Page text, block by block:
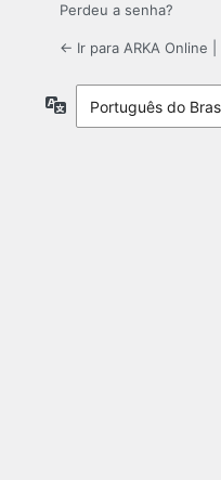
Perdeu a senha?
← Ir para ARKA Online |
Idioma